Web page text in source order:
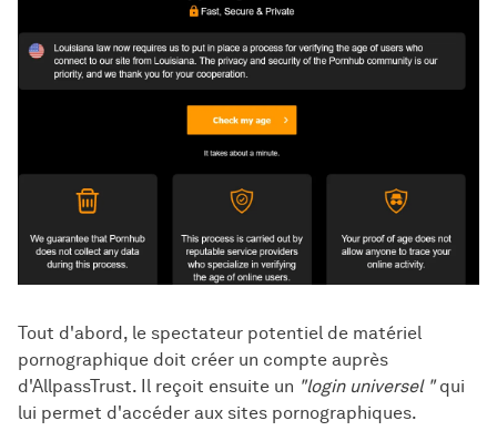
Tout d'abord, le spectateur potentiel de matériel
pornographique doit créer un compte auprès
d'AllpassTrust. Il reçoit ensuite un "login universel "qui
lui permet d'accéder aux sites pornographiques.